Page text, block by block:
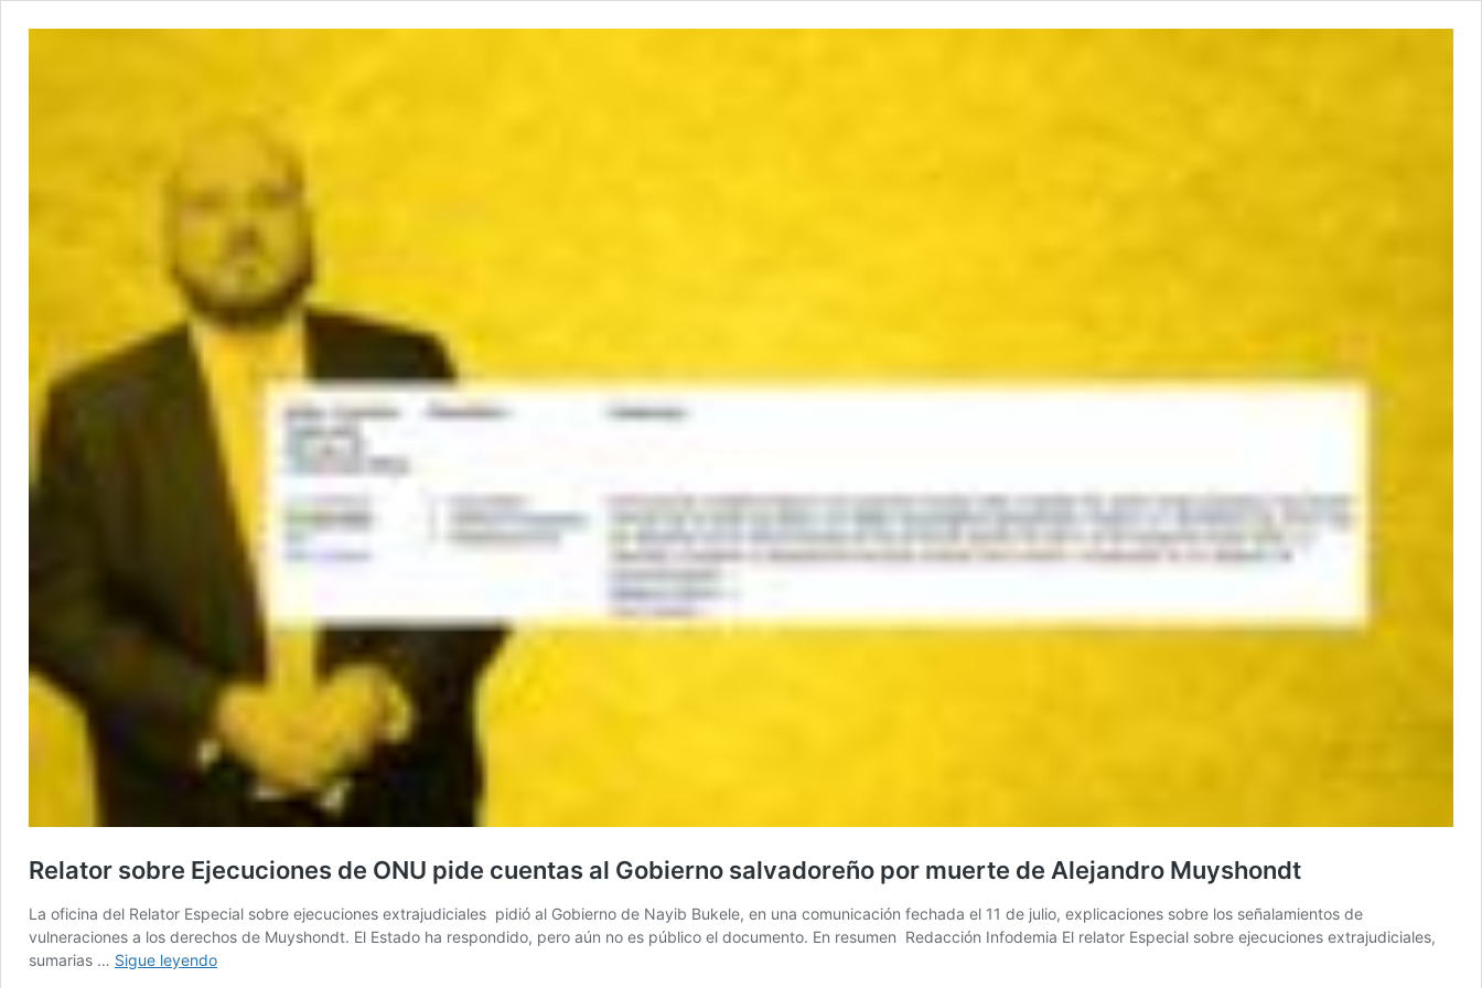
Relator sobre Ejecuciones de ONU pide cuentas al Gobierno salvadoreño por muerte de Alejandro Muyshondt
La oficina del Relator Especial sobre ejecuciones extrajudiciales pidió al Gobierno de Nayib Bukele, en una comunicación fechada el 11 de julio, explicaciones sobre los señalamientos de
vulneraciones a los derechos de Muyshondt. El Estado ha respondido, pero aún no es público el documento. En resumen Redacción Infodemia El relator Especial sobre ejecuciones extrajudiciales,
sumarias … Sigue leyendoRelator